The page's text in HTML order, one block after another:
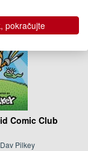
Comic Club
Dav Pilkey
pokračujte